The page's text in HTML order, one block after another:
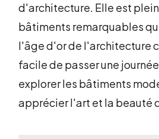
d'architecture. Elle est
bâtiments remarquables
l'âge d'or de l'architecture
facile de passer une
explorer les bâtiments
apprécier l'art et la beauté